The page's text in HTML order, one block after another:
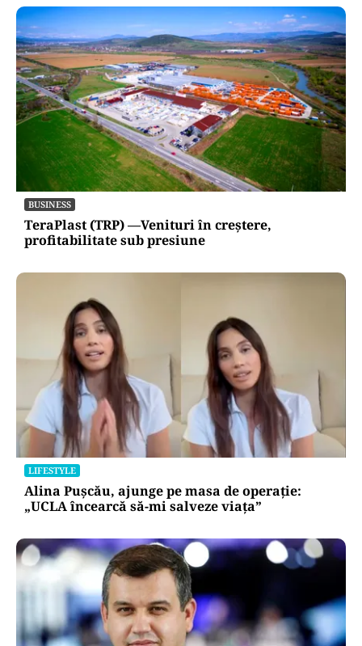
BUSINESS
TeraPlast (TRP) —Venituri în creștere,
profitabilitate sub presiune
LIFESTYLE
Alina Pușcău, ajunge pe masa de operație:
„UCLA încearcă să-mi salveze viața”